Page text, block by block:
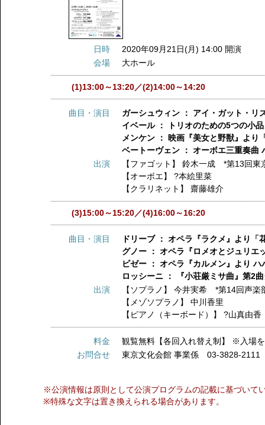
日時
2020年09月21日(月) 14:00 開演
会場
大ホール
(1)13:00～13:20／(2)14:00～14:20
曲目・演目
ガーシュウィン ： アイ・ガット・リ
イベール ： トリオのための5つの小
メンケン ： 映画『美女と野獣』より
ベートーヴェン ： オーボエ三重奏曲
出演
【ファゴット】鈴木一成 *第13回東
【オーボエ】?本絵里菜
【クラリネット】齋藤雄介
(3)15:00～15:20／(4)16:00～16:20
曲目・演目
ドリーブ ： オペラ『ラクメ』より「
グノー ： オペラ『ロメオとジュリエ
ビゼー ： オペラ『カルメン』より
ロッシーニ ： 『小荘厳ミサ曲』第2
出演
【ソプラノ】今井実希 *第14回声楽
【メゾソプラノ】中川香里
【ピアノ（キーボード）】?山真由香
料金
観覧無料【各回入れ替え制】 ※入場
お問合せ
東京文化会館 事業係 03-3828-2111
※公演情報は原則として公演プログラムの記載に基づいて
※特殊な文字は置き換えられる場合があります。